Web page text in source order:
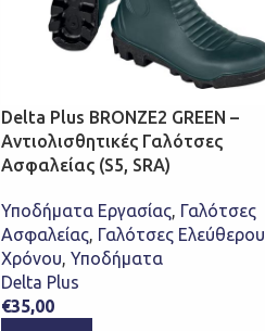
Delta Plus BRONZE2 GREEN –
Αντιολισθητικές Γαλότσες
Ασφαλείας (S5, SRA)
Υποδήματα Εργασίας, Γαλότσες
Ασφαλείας, Γαλότσες Ελεύθερου
Χρόνου, Υποδήματα
Delta Plus
€35,00